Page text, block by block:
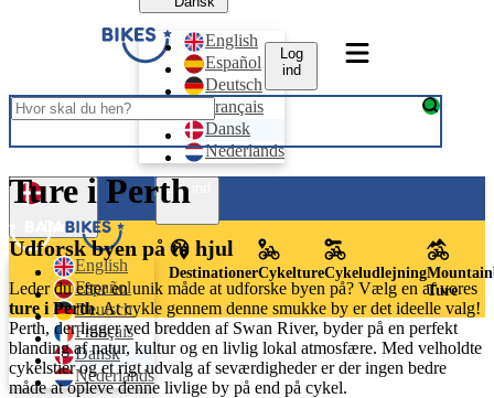
English
Español
Deutsch
Français
Dansk
Nederlands
Log
ind
Dansk
English
Español
Deutsch
Français
Dansk
Nederlands
Log ind
DestinationerCykeltureCykeludlejning
Ture
Ture i Perth
Udforsk byen på to hjul
Leder du efter en unik måde at udforske byen på? Vælg en af vores
ture i Perth. At cykle gennem denne smukke by er det ideelle valg!
Perth, der ligger ved bredden af Swan River, byder på en perfekt
blanding af natur, kultur og en livlig lokal atmosfære. Med velholdte
cykelstier og et rigt udvalg af seværdigheder er der ingen bedre
måde at opleve denne livlige by på end på cykel.